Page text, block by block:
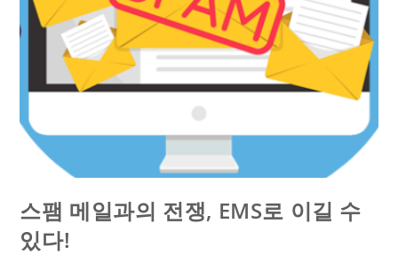
스팸 메일과의 전쟁, EMS로 이길 수
있다!